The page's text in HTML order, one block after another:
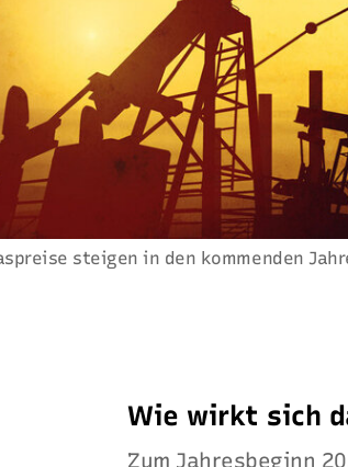
steigen in den kommenden
Wie wirkt sich
Zum Jahresbeginn